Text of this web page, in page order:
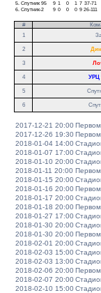
5. Спутник 95 9 1 0 1 7 37-71
6. Спутник-2 9 0 0 0 9 26-111
#
1
2
3
4
УРЦ
5
6
2017-12-21 20:00
2017-12-26 19:30
2018-01-04 14:00
2018-01-07 17:00
2018-01-10 20:00
2018-01-11 20:00
2018-01-15 20:00
2018-01-16 20:00
2018-01-17 20:00
2018-01-18 20:00
2018-01-27 17:00
2018-01-30 20:00
2018-01-30 20:00
2018-02-01 20:00
2018-02-03 15:00
2018-02-03 13:00
2018-02-06 20:00
2018-02-07 20:00
2018-02-10 15:00